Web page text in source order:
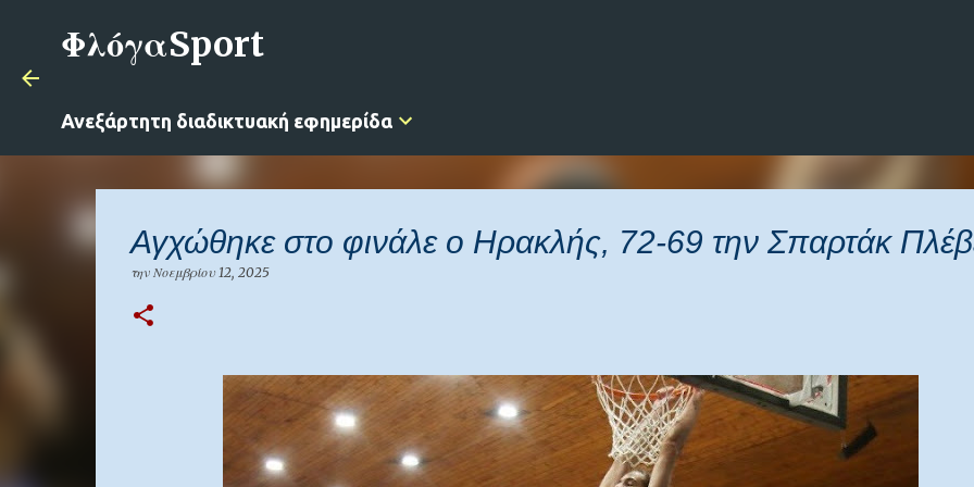
ΦλόγαSport
Ανεξάρτητη διαδικτυακή εφημερίδα
Αγχώθηκε στο φινάλε ο Ηρακλής, 72-69 την Σπαρτάκ
την Νοεμβρίου 12, 2025